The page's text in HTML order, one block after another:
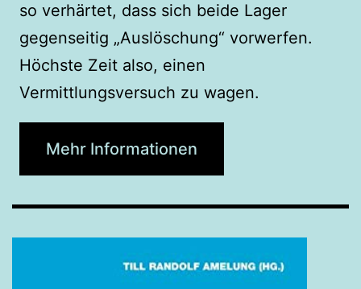
so verhärtet, dass sich beide Lager
gegenseitig „Auslöschung“ vorwerfen.
Höchste Zeit also, einen
Vermittlungsversuch zu wagen.
Mehr Informationen